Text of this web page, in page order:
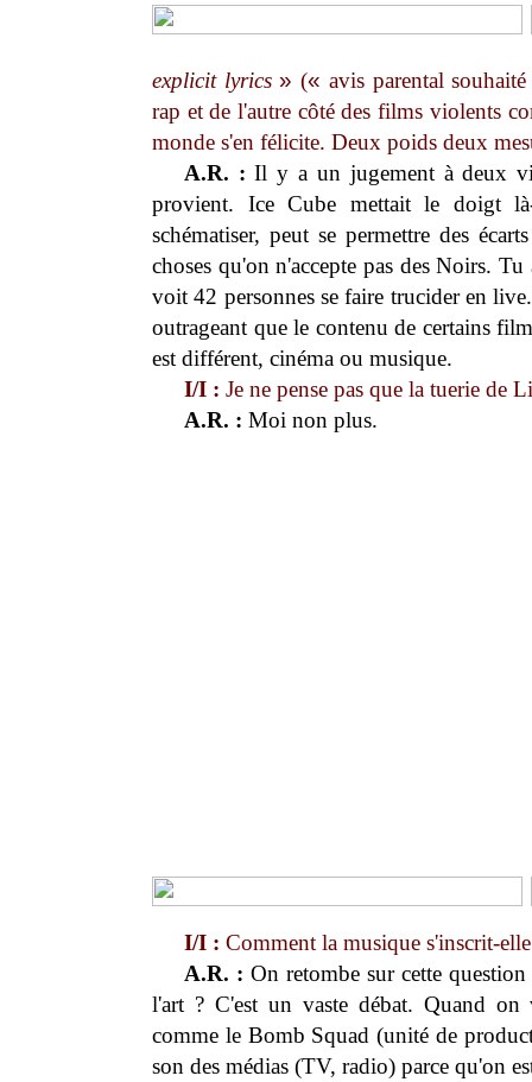
explicit lyrics » (« avis parental
rap et de l'autre côté des films violents
monde s'en félicite. Deux poids deux
A.R. : Il y a un jugement à deux
provient. Ice Cube mettait le doigt
schématiser, peut se permettre des
choses qu'on n'accepte pas des Noirs.
voit 42 personnes se faire trucider en
outrageant que le contenu de certains
est différent, cinéma ou musique.
I/I : Je ne pense pas que la tuerie de
A.R. : Moi non plus.
I/I : Comment la musique s'inscrit-
A.R. : On retombe sur cette
l'art ? C'est un vaste débat. Quand
comme le Bomb Squad (unité de
son des médias (TV, radio) parce qu'on